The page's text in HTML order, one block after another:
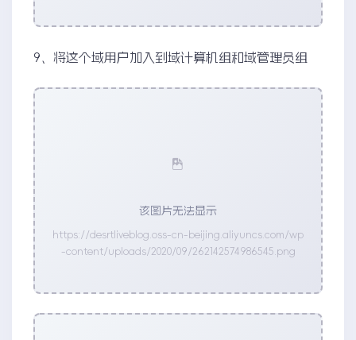
9、将这个域用户加入到域计算机组和域管理员组
该图片无法显示
https://desrtliveblog.oss-cn-beijing.aliyuncs.com/wp
-content/uploads/2020/09/262142574986545.png